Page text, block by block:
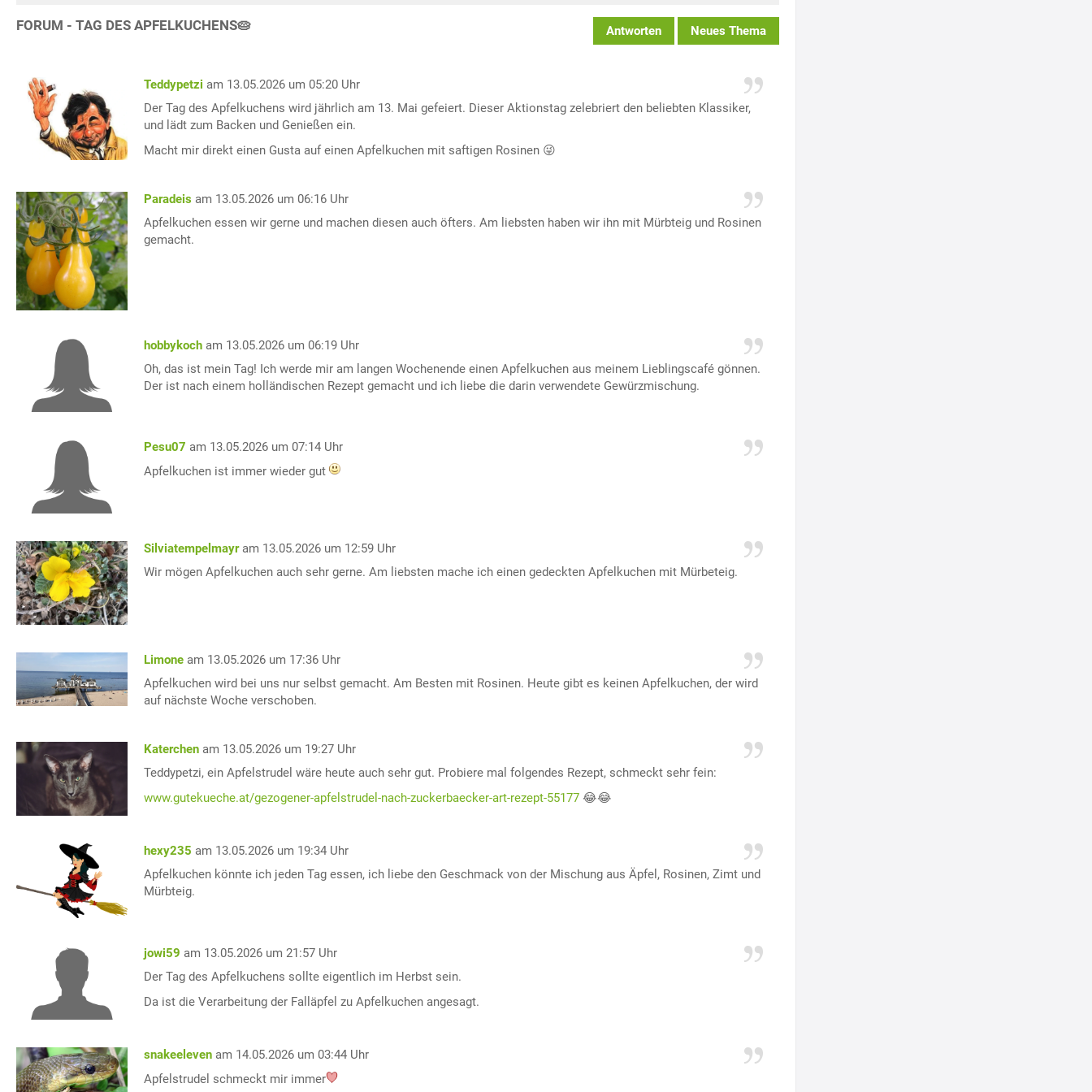
FORUM - TAG DES APFELKUCHENS🥧 Antworten Neues Thema
Teddypetzi am 13.05.2026 um 05:20 Uhr
Der Tag des Apfelkuchens wird jährlich am 13. Mai gefeiert. Dieser Aktionstag zelebriert den beliebten Klassiker,
und lädt zum Backen und Genießen ein.
Macht mir direkt einen Gusta auf einen Apfelkuchen mit saftigen Rosinen 😜
Paradeis am 13.05.2026 um 06:16 Uhr
Apfelkuchen essen wir gerne und machen diesen auch öfters. Am liebsten haben wir ihn mit Mürbteig und Rosinen
gemacht.
hobbykoch am 13.05.2026 um 06:19 Uhr
Oh, das ist mein Tag! Ich werde mir am langen Wochenende einen Apfelkuchen aus meinem Lieblingscafé gönnen.
Der ist nach einem holländischen Rezept gemacht und ich liebe die darin verwendete Gewürzmischung.
Pesu07 am 13.05.2026 um 07:14 Uhr
Apfelkuchen ist immer wieder gut
Silviatempelmayr am 13.05.2026 um 12:59 Uhr
Wir mögen Apfelkuchen auch sehr gerne. Am liebsten mache ich einen gedeckten Apfelkuchen mit Mürbeteig.
Limone am 13.05.2026 um 17:36 Uhr
Apfelkuchen wird bei uns nur selbst gemacht. Am Besten mit Rosinen. Heute gibt es keinen Apfelkuchen, der wird
auf nächste Woche verschoben.
Katerchen am 13.05.2026 um 19:27 Uhr
Teddypetzi, ein Apfelstrudel wäre heute auch sehr gut. Probiere mal folgendes Rezept, schmeckt sehr fein:
www.gutekueche.at/gezogener-apfelstrudel-nach-zuckerbaecker-art-rezept-55177😂😂
hexy235 am 13.05.2026 um 19:34 Uhr
Apfelkuchen könnte ich jeden Tag essen, ich liebe den Geschmack von der Mischung aus Äpfel, Rosinen, Zimt und
Mürbteig.
jowi59 am 13.05.2026 um 21:57 Uhr
Der Tag des Apfelkuchens sollte eigentlich im Herbst sein.
Da ist die Verarbeitung der Falläpfel zu Apfelkuchen angesagt.
snakeeleven am 14.05.2026 um 03:44 Uhr
Apfelstrudel schmeckt mir immer